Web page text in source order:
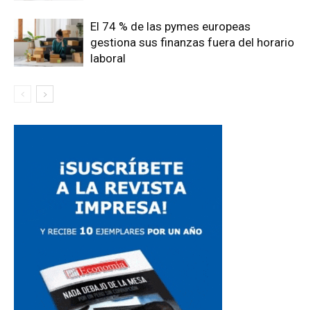
El 74 % de las pymes europeas
gestiona sus finanzas fuera del horario
laboral